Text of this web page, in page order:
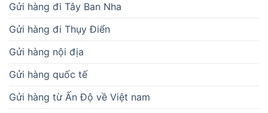
Gửi hàng đi Tây Ban Nha
Gửi hàng đi Thụy Điển
Gửi hàng nội địa
Gửi hàng quốc tế
Gửi hàng từ Ấn Độ về Việt nam